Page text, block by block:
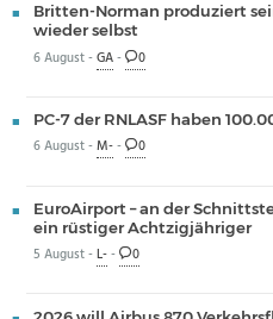
Britten-Norman produziert
wieder selbst
6 August -GA- 0
PC-7 der RNLASF haben
6 August -M-- 0
EuroAirport – an der
ein rüstiger Achtzigjähriger
5 August -L-- 0